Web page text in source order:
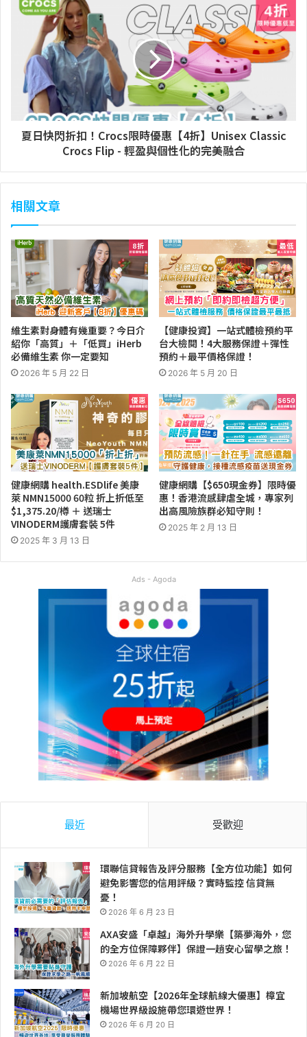
夏日快閃折扣！Crocs限時優惠【4折】Unisex Classic
Crocs Flip - 輕盈與個性化的完美融合
相關文章
維生素對身體有幾重要？今日介
紹你「高質」＋「低買」iHerb
必備維生素 你一定要知
2026 年 5 月 22 日
【健康投資】一站式體檢預約平
台大檢閱！4大服務保證＋彈性
預約＋最平價格保證！
2026 年 5 月 20 日
健康網購 health.ESDlife 美康
萊 NMN15000 60粒 折上折低至
$1,375.20/樽 ＋ 送瑞士
VINODERM護膚套裝 5件
2025 年 3 月 13 日
健康網購【$650現金券】限時優
惠！香港流感肆虐全城，專家列
出高風險族群必知守則！
2025 年 2 月 13 日
Ads - Agoda
最近 受歡迎
環聯信貸報告及評分服務【全方位功能】如何
避免影響您的信用評級？實時監控 信貸無
憂！
2026 年 6 月 23 日
AXA安盛「卓越」海外升學樂【築夢海外，您
的全方位保障夥伴】保證一趟安心留學之旅！
2026 年 6 月 22 日
新加坡航空【2026年全球航線大優惠】樟宜
機場世界級設施帶您環遊世界！
2026 年 6 月 20 日